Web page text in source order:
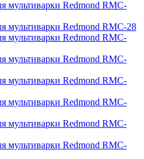
мультиварки Redmond RMC-
мультиварки Redmond RMC-28
мультиварки Redmond RMC-
мультиварки Redmond RMC-
мультиварки Redmond RMC-
мультиварки Redmond RMC-
мультиварки Redmond RMC-
мультиварки Redmond RMC-